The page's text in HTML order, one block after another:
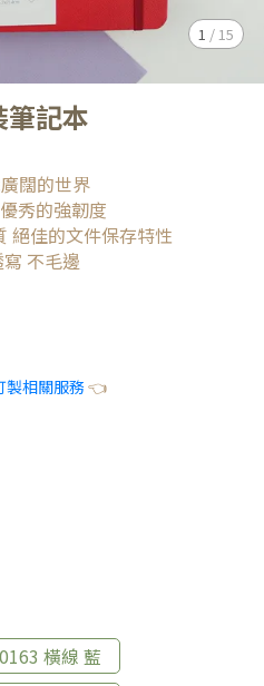
1 / 15
記本
闊的世界
秀的強韌度
絕佳的文件保存特性
不毛邊
製相關服務 👈
橫線 藍